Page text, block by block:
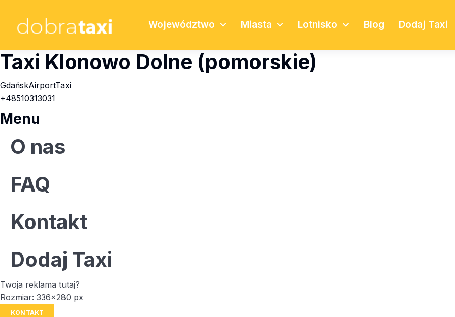
Województwo Miasta Lotnisko Blog Dodaj Taxi
Taxi Klonowo Dolne (pomorskie)
GdańskAirportTaxi
+48510313031
Menu
O nas
FAQ
Kontakt
Dodaj Taxi
Twoja reklama tutaj?
Rozmiar: 336x280 px
KONTAKT